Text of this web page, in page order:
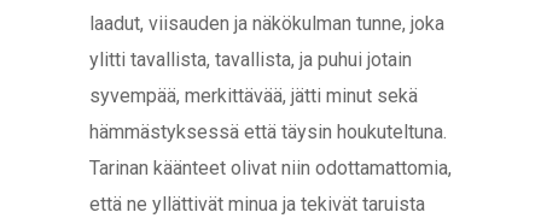
laadut, viisauden ja näkökulman tunne, joka
ylitti tavallista, tavallista, ja puhui jotain
syvempää, merkittävää, jätti minut sekä
hämmästyksessä että täysin houkuteltuna.
Tarinan käänteet olivat niin odottamattomia,
että ne yllättivät minua ja tekivät taruista